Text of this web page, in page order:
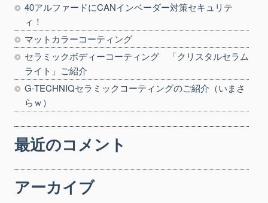
40アルファードにCANインベーダー対策セキュリテ
ィ！
マットカラーコーティング
セラミックボディーコーティング 「クリスタルセラム
ライト」ご紹介
G-TECHNIQセラミックコーティングのご紹介（いまさ
らｗ）
最近のコメント
アーカイブ